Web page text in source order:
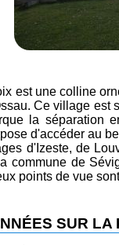
est une colline
Ce village est
la séparation
d'accéder au
d'Izeste, de
commune de
points de vue
SUR LA